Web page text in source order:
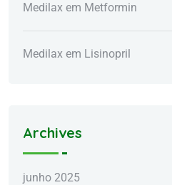
Medilax em Metformin
Medilax em Lisinopril
Archives
junho 2025